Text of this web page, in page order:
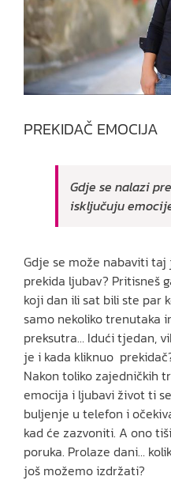
PREKIDAČ EMOCIJA
Gdje se nalazi
isključuju
Gdje se može nabaviti
prekida ljubav? Pritisneš
koji dan ili sat bili ste par
samo nekoliko trenutaka
preksutra… Idući tjedan,
je i kada kliknuo
Nakon toliko zajedničkih
emocija i ljubavi život ti
buljenje u telefon i
kad će zazvoniti. A ono
poruka. Prolaze dani…
još možemo izdržati?